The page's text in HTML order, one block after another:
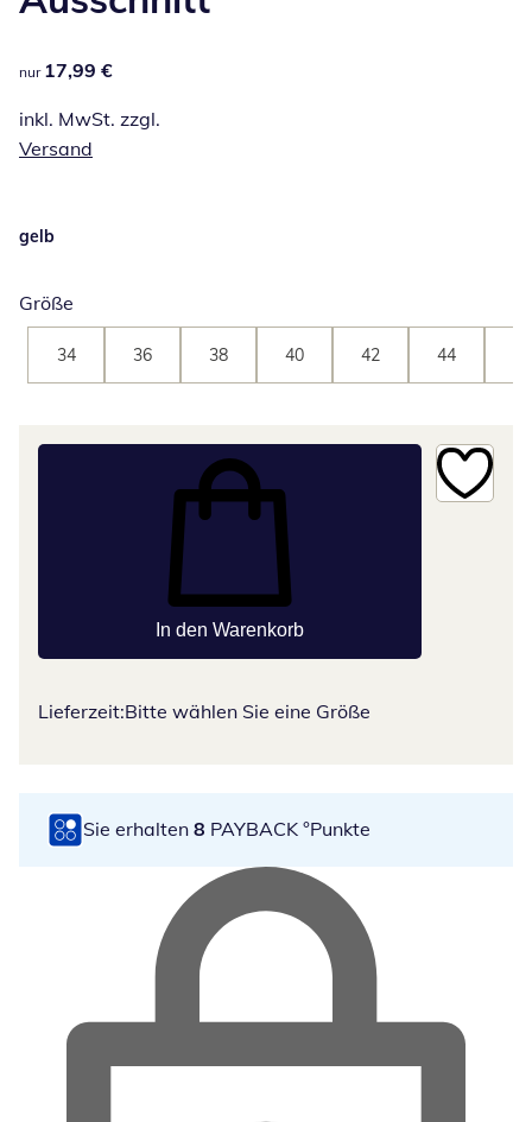
17,99 €
nur 17,99 €
inkl. MwSt. zzgl.
Versand
gelb
Größe
34 36 38 40 42 44
In den Warenkorb
Lieferzeit:Bitte wählen Sie eine Größe
Sie erhalten 8 PAYBACK °Punkte